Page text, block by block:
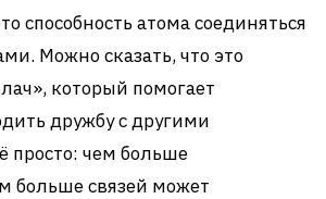
способность атома соединяться
Можно сказать, что это
который помогает
дружбу с другими
просто: чем больше
больше связей может